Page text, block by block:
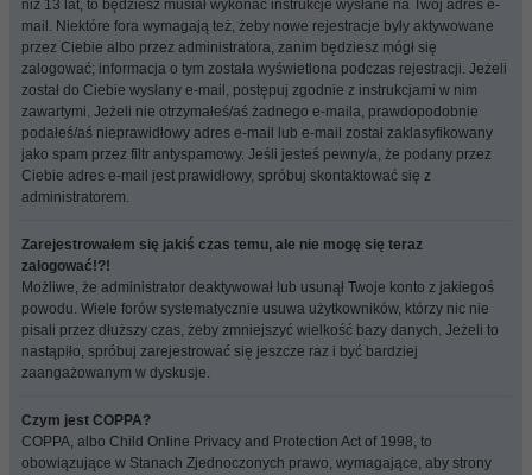
niż 13 lat, to będziesz musiał wykonać instrukcje wysłane na Twój adres e-
mail. Niektóre fora wymagają też, żeby nowe rejestracje były aktywowane
przez Ciebie albo przez administratora, zanim będziesz mógł się
zalogować; informacja o tym została wyświetlona podczas rejestracji. Jeżeli
został do Ciebie wysłany e-mail, postępuj zgodnie z instrukcjami w nim
zawartymi. Jeżeli nie otrzymałeś/aś żadnego e-maila, prawdopodobnie
podałeś/aś nieprawidłowy adres e-mail lub e-mail został zaklasyfikowany
jako spam przez filtr antyspamowy. Jeśli jesteś pewny/a, że podany przez
Ciebie adres e-mail jest prawidłowy, spróbuj skontaktować się z
administratorem.
Zarejestrowałem się jakiś czas temu, ale nie mogę się teraz
zalogować!?!
Możliwe, że administrator deaktywował lub usunął Twoje konto z jakiegoś
powodu. Wiele forów systematycznie usuwa użytkowników, którzy nic nie
pisali przez dłuższy czas, żeby zmniejszyć wielkość bazy danych. Jeżeli to
nastąpiło, spróbuj zarejestrować się jeszcze raz i być bardziej
zaangażowanym w dyskusje.
Czym jest COPPA?
COPPA, albo Child Online Privacy and Protection Act of 1998, to
obowiązujące w Stanach Zjednoczonych prawo, wymagające, aby strony